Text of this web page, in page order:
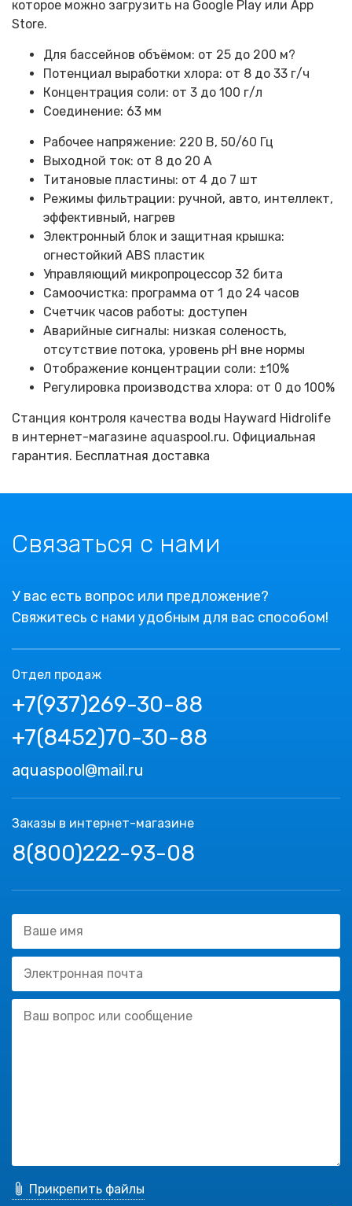
которое можно загрузить на Google Play или App
Store.
Для бассейнов объёмом: от 25 до 200 м?
Потенциал выработки хлора: от 8 до 33 г/ч
Концентрация соли: от 3 до 100 г/л
Соединение: 63 мм
Рабочее напряжение: 220 В, 50/60 Гц
Выходной ток: от 8 до 20 А
Титановые пластины: от 4 до 7 шт
Режимы фильтрации: ручной, авто, интеллект,
эффективный, нагрев
Электронный блок и защитная крышка:
огнестойкий ABS пластик
Управляющий микропроцессор 32 бита
Самоочистка: программа от 1 до 24 часов
Счетчик часов работы: доступен
Аварийные сигналы: низкая соленость,
отсутствие потока, уровень pH вне нормы
Отображение концентрации соли: ±10%
Регулировка производства хлора: от 0 до 100%
Станция контроля качества воды Hayward Hidrolife
в интернет-магазине aquaspool.ru. Официальная
гарантия. Бесплатная доставка
Связаться с нами
У вас есть вопрос или предложение?
Свяжитесь с нами удобным для вас способом!
Отдел продаж
+7(937)269-30-88
+7(8452)70-30-88
aquaspool@mail.ru
Заказы в интернет-магазине
8(800)222-93-08
Прикрепить файлы